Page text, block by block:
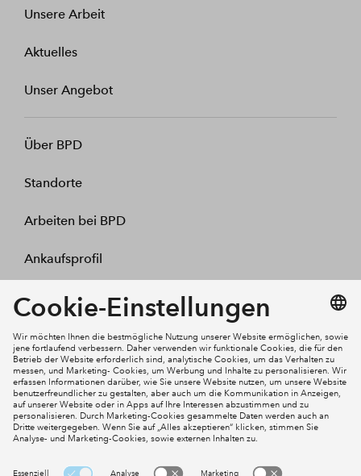
Unsere Arbeit
Aktuelles
Unser Angebot
Über BPD
Standorte
Arbeiten bei BPD
Ankaufsprofil
Kontakt
Mein Konto
Social Media